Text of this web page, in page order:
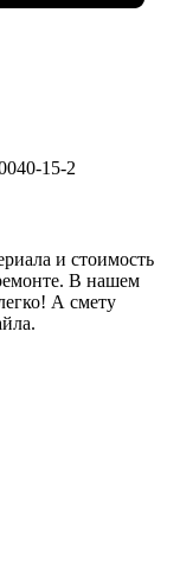
15-2
и стоимость
В нашем
А смету